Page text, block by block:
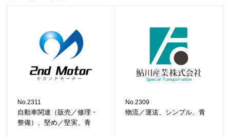
No.2311
自動車関連（販売／修理・
整備）、堅め／堅実、青
No.2309
物流／運送、シンプル、青